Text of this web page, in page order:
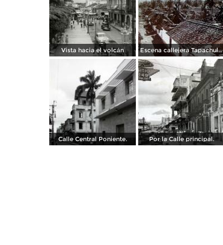
Vista hacia el volcán Escena callejera Tapachula, Chiapas .
Calle Central Poniente. Por la Calle principal.